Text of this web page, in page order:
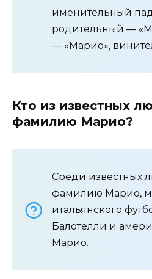
именительный
родительный —
— «Марио»,
Кто из известных
фамилию Марио?
Среди известных
фамилию Марио,
итальянского
Балотелли и
Марио.